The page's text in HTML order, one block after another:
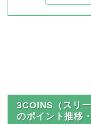
3COINS（スリ
のポイント推移